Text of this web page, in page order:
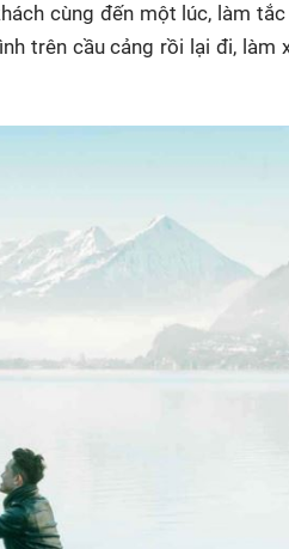
cùng đến một lúc, làm
trên cầu cảng rồi lại đi, làm